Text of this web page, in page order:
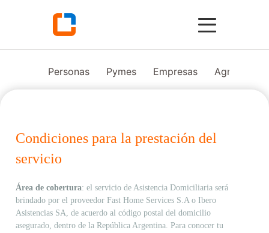
Personas Pymes Empresas Agro
Condiciones para la prestación del
servicio
Área de cobertura: el servicio de Asistencia Domiciliaria será
brindado por el proveedor Fast Home Services S.A o Ibero
Asistencias SA, de acuerdo al código postal del domicilio
asegurado, dentro de la República Argentina. Para conocer tu